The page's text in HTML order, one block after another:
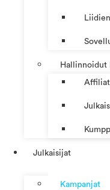
Hallinnoidut
Julkaisijat
Kampanjat